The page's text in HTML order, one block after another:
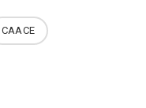
CAACE